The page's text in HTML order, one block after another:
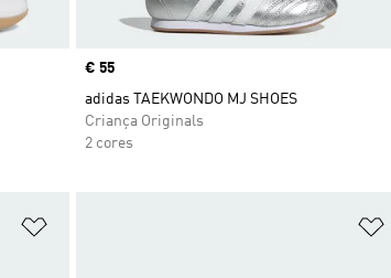
Price
€ 55
adidas TAEKWONDO MJ SHOES
Criança Originals
2 cores